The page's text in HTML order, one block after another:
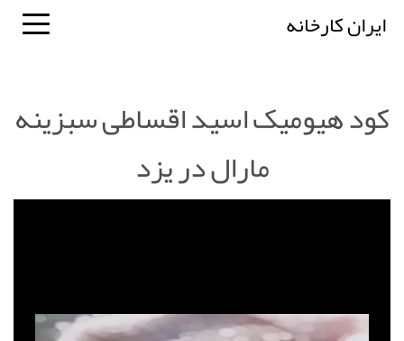
ایران کارخانه
کود هیومیک اسید اقساطی سبزینه
مارال در یزد